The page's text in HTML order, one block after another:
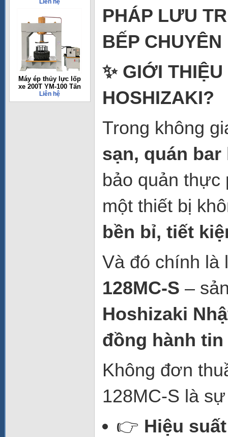
Liên hệ
Máy ép thủy lực lốp
xe 200T YM-100 Tấn
Liên hệ
PHÁP LƯU
BẾP CHUYÊN
✨ GIỚI
HOSHIZAKI?
Trong không
sạn, quán
bảo quản thực
một thiết bị
bền bỉ, tiết
Và đó chính là
128MC-S –
Hoshizaki
đồng hành tin
Không đơn
128MC-S là
👉 Hiệu